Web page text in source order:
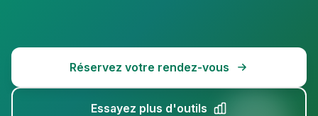
Réservez votre rendez-vous
Essayez plus d'outils